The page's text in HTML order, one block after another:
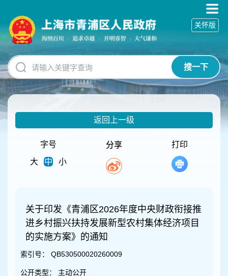
碍
操
明
跳
转
到
网
搜一下
关怀版
返回上一级
字号
大
中 小
分享 打印
关于印发《青浦区2026年度中央财政衔接推
进乡村振兴扶持发展新型农村集体经济项目
的实施方案》的通知
索引号： QB530500020260009
公开类型： 主动公开